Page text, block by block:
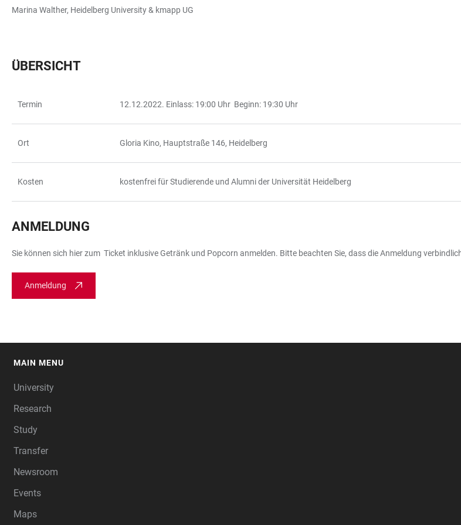
Marina Walther, Heidelberg University & kmapp UG
ÜBERSICHT
Termin 12.12.2022. Einlass: 19:00 Uhr Beginn: 19:30 Uhr
Ort Gloria Kino, Hauptstraße 146, Heidelberg
Kosten kostenfrei für Studierende und Alumni der Universität Heidelberg
ANMELDUNG
Sie können sich hier zum Ticket inklusive Getränk und Popcorn anmelden. Bitte beachten Sie, dass die Anmeldung
Anmeldung
MAIN MENU
University
Research
Study
Transfer
Newsroom
Events
Maps